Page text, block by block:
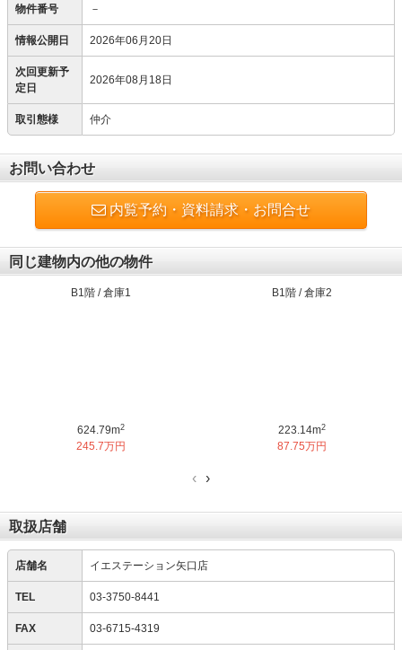
物件番号 －
情報公開日 2026年06月20日
次回更新予
定日
2026年08月18日
取引態様 仲介
お問い合わせ
内覧予約・資料請求・お問合せ
同じ建物内の他の物件
B1階 / 倉庫1
624.79m2
245.7万円
B1階 / 倉庫2
223.14m2
87.75万円
‹ ›
取扱店舗
店舗名 イエステーション矢口店
TEL 03-3750-8441
FAX 03-6715-4319